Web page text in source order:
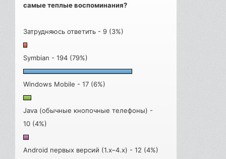
самые теплые воспоминания?
Затрудняюсь ответить - 9 (3%)
Symbian - 194 (79%)
Windows Mobile - 17 (6%)
Java (обычные кнопочные телефоны) -
10 (4%)
Android первых версий (1.x–4.x) - 12 (4%)